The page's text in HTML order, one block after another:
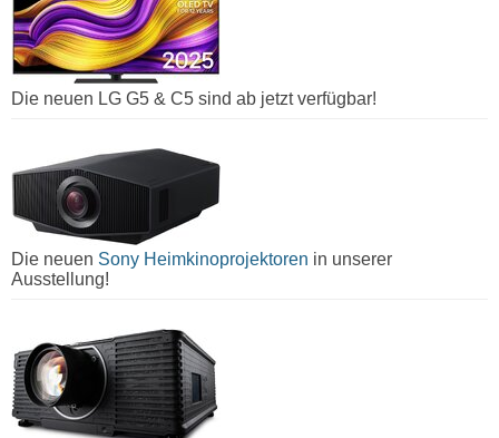
Die neuen LG G5 & C5 sind ab jetzt verfügbar!
Die neuen Sony Heimkinoprojektoren in unserer
Ausstellung!